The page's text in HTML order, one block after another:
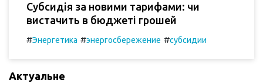
Субсидія за новими тарифами: чи
вистачить в бюджеті грошей
#Энергетика #энергосбережение #субсидии
Актуальне